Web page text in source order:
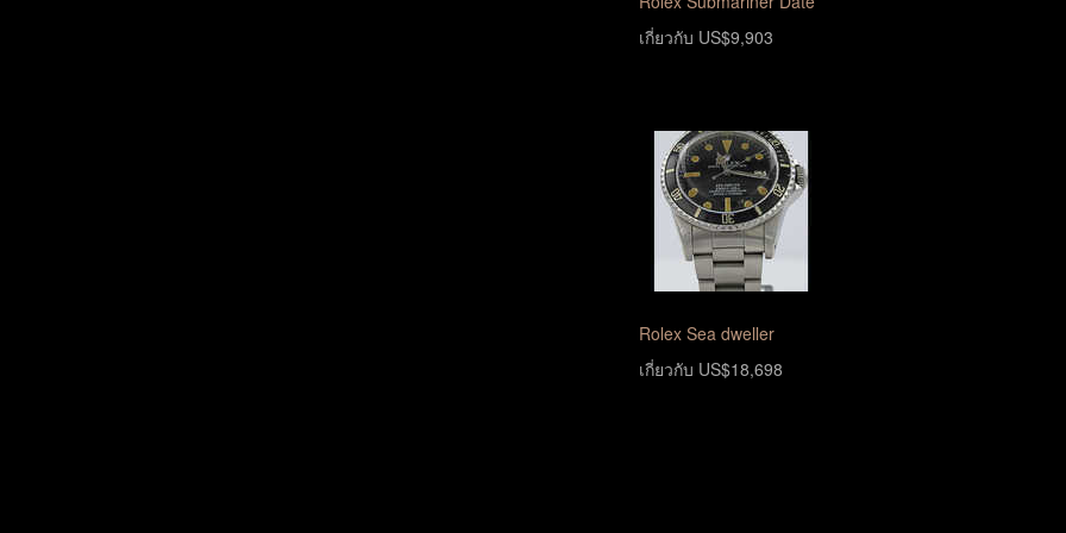
เกี่ยวกับ US$9,903
Rolex Sea dweller
เกี่ยวกับ US$18,698